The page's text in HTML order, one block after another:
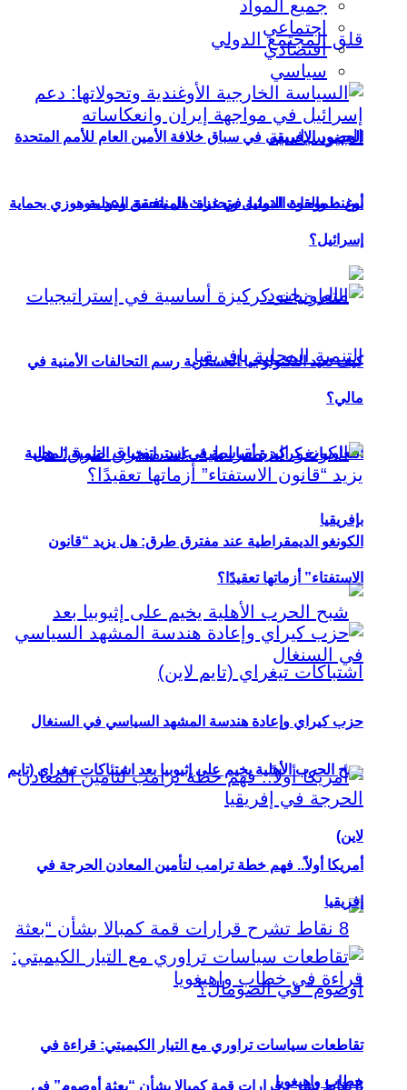
الحضور الإفريقي في سباق خلافة الأمين العام للأمم المتحدة
بين طموحات التمثيل وتحديات المنافسة الدولية
التعاونيات كركيزة أساسية في إستراتيجيات التنمية المحلية
بإفريقيا
شبح الحرب الأهلية يخيم على إثيوبيا بعد اشتباكات تيغراي (تايم
لاين)
8 نقاط تشرح قرارات قمة كمبالا بشأن “بعثة أوصوم” في
جميع المواد
اجتماعي
اقتصادي
سياسي
أوغندا والقوة الدولية في غزة: هل يتحقق وعد موهوزي بحماية
إسرائيل؟
كيف تعيد التكنولوجيا العسكرية رسم التحالفات الأمنية في
مالي؟
الكونغو الديمقراطية عند مفترق طرق: هل يزيد “قانون
الاستفتاء” أزماتها تعقيدًا؟
حزب كيراي وإعادة هندسة المشهد السياسي في السنغال
أمريكا أولاً.. فهم خطة ترامب لتأمين المعادن الحرجة في
إفريقيا
تقاطعات سياسات تراوري مع التيار الكيميتي: قراءة في
خطاب واهيغويا